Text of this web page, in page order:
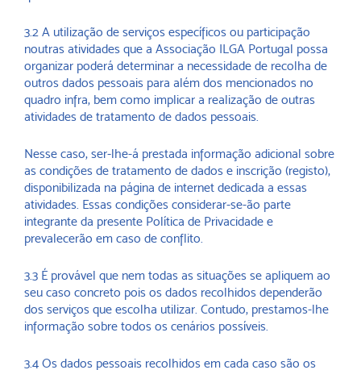
3.2 A utilização de serviços específicos ou participação
noutras atividades que a Associação ILGA Portugal possa
organizar poderá determinar a necessidade de recolha de
outros dados pessoais para além dos mencionados no
quadro infra, bem como implicar a realização de outras
atividades de tratamento de dados pessoais.
Nesse caso, ser-lhe-á prestada informação adicional sobre
as condições de tratamento de dados e inscrição (registo),
disponibilizada na página de internet dedicada a essas
atividades. Essas condições considerar-se-ão parte
integrante da presente Política de Privacidade e
prevalecerão em caso de conflito.
3.3 É provável que nem todas as situações se apliquem ao
seu caso concreto pois os dados recolhidos dependerão
dos serviços que escolha utilizar. Contudo, prestamos-lhe
informação sobre todos os cenários possíveis.
3.4 Os dados pessoais recolhidos em cada caso são os